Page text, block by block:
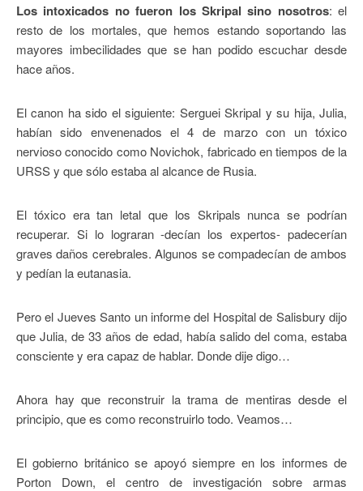
Los intoxicados no fueron los Skripal sino nosotros: el
resto de los mortales, que hemos estando soportando las
mayores imbecilidades que se han podido escuchar desde
hace años.
El canon ha sido el siguiente: Serguei Skripal y su hija, Julia,
habían sido envenenados el 4 de marzo con un tóxico
nervioso conocido como Novichok, fabricado en tiempos de la
URSS y que sólo estaba al alcance de Rusia.
El tóxico era tan letal que los Skripals nunca se podrían
recuperar. Si lo lograran -decían los expertos- padecerían
graves daños cerebrales. Algunos se compadecían de ambos
y pedían la eutanasia.
Pero el Jueves Santo un informe del Hospital de Salisbury dijo
que Julia, de 33 años de edad, había salido del coma, estaba
consciente y era capaz de hablar. Donde dije digo…
Ahora hay que reconstruir la trama de mentiras desde el
principio, que es como reconstruirlo todo. Veamos…
El gobierno británico se apoyó siempre en los informes de
Porton Down, el centro de investigación sobre armas